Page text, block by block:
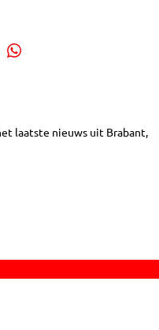
laatste nieuws uit Brabant,